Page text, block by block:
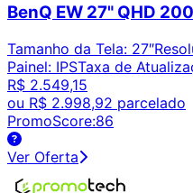
BenQ EW 27" QHD
Tamanho da Tela: 27″
Painel: IPSTaxa de
R$ 2.549,15
ou R$ 2.998,92 parcelado
PromoScore:86
Ver Oferta